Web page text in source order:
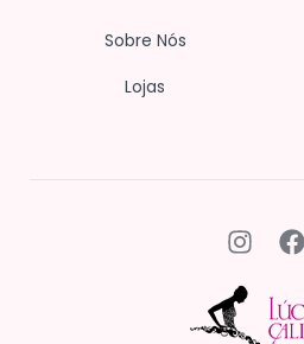
Sobre Nós
Lojas